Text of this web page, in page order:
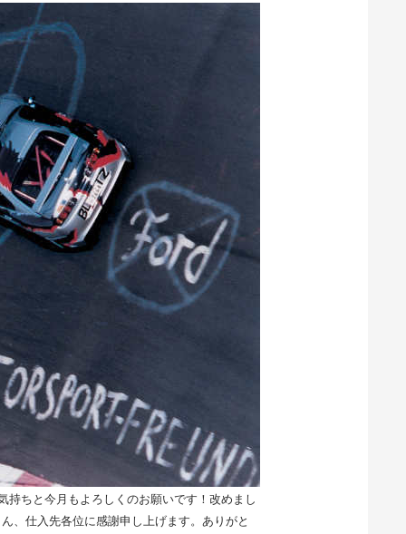
ちと今月もよろしくのお願いです！改めまし
、仕入先各位に感謝申し上げます。ありがと